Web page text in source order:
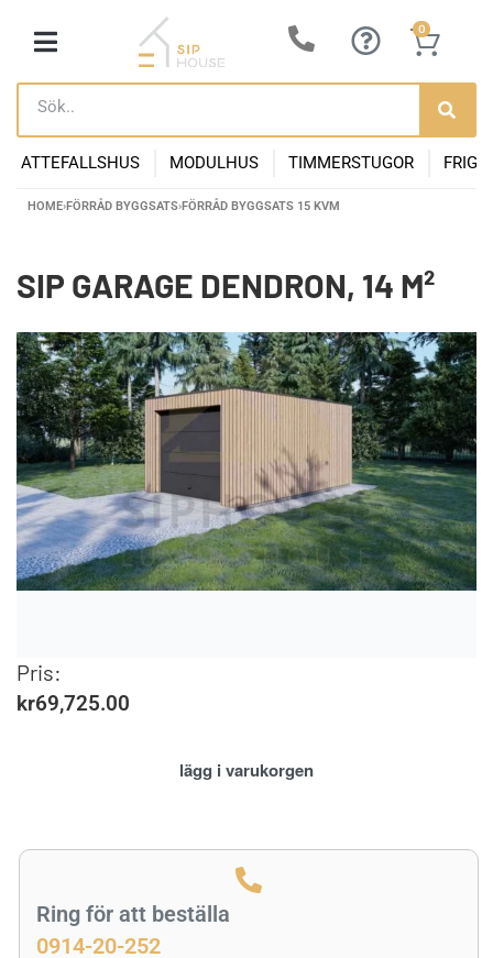
0
ATTEFALLSHUS MODULHUS TIMMERSTUGOR
HOME›FÖRRÅD BYGGSATS›FÖRRÅD BYGGSATS 15 KVM
SIP GARAGE DENDRON, 14 M²
Pris:
kr69,725.00
lägg i varukorgen
Ring för att beställa
0914-20-252